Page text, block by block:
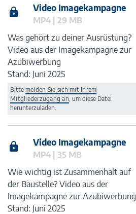
Video Imagekampagne
MP4 | 29 MB
Was gehört zu deiner Ausrüstung?
Video aus der Imagekampagne zur
Azubiwerbung
Stand: Juni 2025
Bitte melden Sie sich mit Ihrem
Mitgliederzugang an, um diese Datei
herunterzuladen.
Video Imagekampagne
MP4 | 35 MB
Wie wichtig ist Zusammenhalt auf
der Baustelle? Video aus der
Imagekampagne zur Azubiwerbung
Stand: Juni 2025